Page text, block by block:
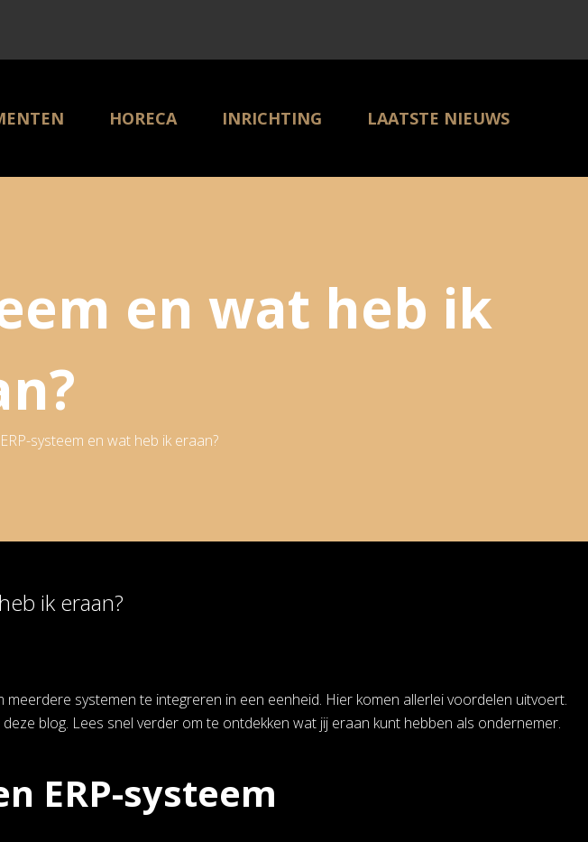
HORECA INRICHTING LAATSTE NIEUWS
en wat heb ik
systeem en wat heb ik eraan?
ik eraan?
meerdere systemen te integreren in een eenheid. Hier komen allerlei voordelen uitvoert.
blog. Lees snel verder om te ontdekken wat jij eraan kunt hebben als ondernemer.
ERP-systeem